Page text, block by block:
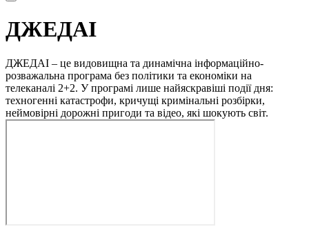
ДЖЕДАІ
ДЖЕДАІ – це видовищна та динамічна інформаційно-
розважальна програма без політики та економіки на
телеканалі 2+2. У програмі лише найяскравіші події дня:
техногенні катастрофи, кричущі кримінальні розбірки,
неймовірні дорожні пригоди та відео, які шокують світ.